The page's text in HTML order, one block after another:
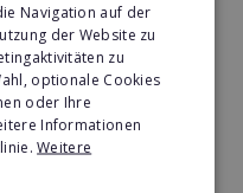
Yemen
in Yemen
Navigation auf der
der Website zu
zu
optionale Cookies
oder Ihre
Informationen
Weitere